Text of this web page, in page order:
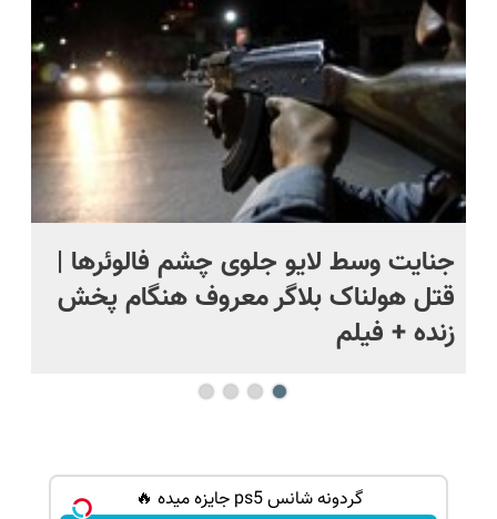
جنایت وسط لایو جلوی چشم فالوئرها |
قتل هولناک بلاگر معروف هنگام پخش
زنده + فیلم
گردونه شانس ps5 جایزه میده 🔥